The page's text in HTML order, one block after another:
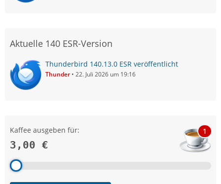
Aktuelle 140 ESR-Version
Thunderbird 140.13.0 ESR veröffentlicht
Thunder 22. Juli 2026 um 19:16
Kaffee ausgeben für:
3,00 €
1